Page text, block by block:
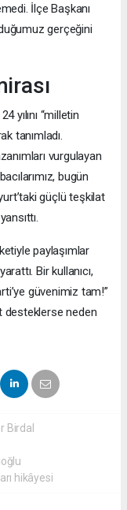
İlçe Başkanı
gerçeğini
yılını “milletin
tanımladı.
vurgulayan
bugün
güçlü teşkilat
paylaşımlar
Bir kullanıcı,
güvenimiz tam!”
desteklerse neden
Birdal
hikâyesi